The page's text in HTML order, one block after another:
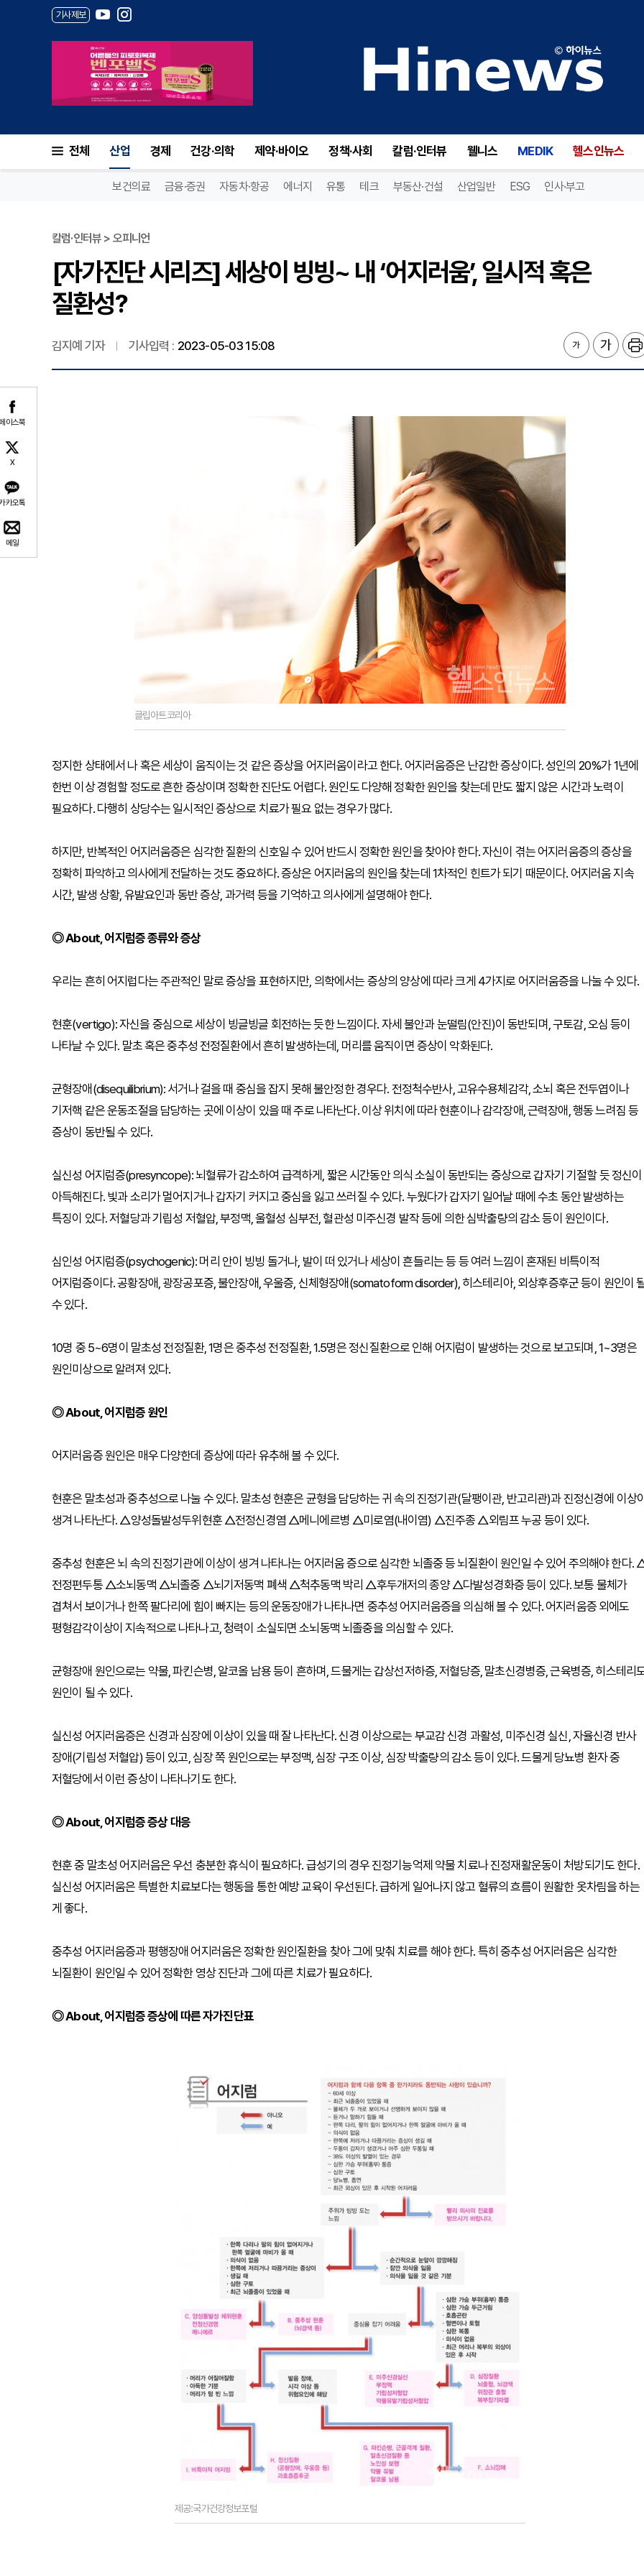
기사제보
전체 산업 경제 건강·의학 제약·바이오 정책·사회 칼럼·인터뷰 웰니스 MEDIK 헬스인뉴스
보건의료 금융·증권 자동차·항공 에너지 유통 테크 부동산·건설 산업일반 ESG 인사·부고
이스북
X
카오톡
메일
칼럼·인터뷰 > 오피니언
[자가진단 시리즈] 세상이 빙빙~ 내 ‘어지러움’, 일시적 혹은
질환성?
김지예 기자 기사입력 : 2023-05-03 15:08
클립아트코리아
정지한 상태에서 나 혹은 세상이 움직이는 것 같은 증상을 어지러움이라고 한다. 어지러움증은 난감한 증상이다. 성인의 20%가 1년에
한번 이상 경험할 정도로 흔한 증상이며 정확한 진단도 어렵다. 원인도 다양해 정확한 원인을 찾는데 만도 짧지 않은 시간과 노력이
필요하다. 다행히 상당수는 일시적인 증상으로 치료가 필요 없는 경우가 많다.
하지만, 반복적인 어지러움증은 심각한 질환의 신호일 수 있어 반드시 정확한 원인을 찾아야 한다. 자신이 겪는 어지러움증의 증상을
정확히 파악하고 의사에게 전달하는 것도 중요하다. 증상은 어지러움의 원인을 찾는데 1차적인 힌트가 되기 때문이다. 어지러움 지속
시간, 발생 상황, 유발요인과 동반 증상, 과거력 등을 기억하고 의사에게 설명해야 한다.
◎ About, 어지럼증 종류와 증상
우리는 흔히 어지럽다는 주관적인 말로 증상을 표현하지만, 의학에서는 증상의 양상에 따라 크게 4가지로 어지러움증을 나눌 수 있다.
현훈(vertigo): 자신을 중심으로 세상이 빙글빙글 회전하는 듯한 느낌이다. 자세 불안과 눈떨림(안진)이 동반되며, 구토감, 오심 등이
나타날 수 있다. 말초 혹은 중추성 전정질환에서 흔히 발생하는데, 머리를 움직이면 증상이 악화된다.
균형장애(disequilibrium): 서거나 걸을 때 중심을 잡지 못해 불안정한 경우다. 전정척수반사, 고유수용체감각, 소뇌 혹은 전두엽이나
기저핵 같은 운동조절을 담당하는 곳에 이상이 있을 때 주로 나타난다. 이상 위치에 따라 현훈이나 감각장애, 근력장애, 행동 느려짐 등
증상이 동반될 수 있다.
실신성 어지럼증(presyncope): 뇌혈류가 감소하여 급격하게, 짧은 시간동안 의식 소실이 동반되는 증상으로 갑자기 기절할 듯 정신이
아득해진다. 빛과 소리가 멀어지거나 갑자기 커지고 중심을 잃고 쓰러질 수 있다. 누웠다가 갑자기 일어날 때에 수초 동안 발생하는
특징이 있다. 저혈당과 기립성 저혈압, 부정맥, 울혈성 심부전, 혈관성 미주신경 발작 등에 의한 심박출량의 감소 등이 원인이다.
심인성 어지럼증(psychogenic): 머리 안이 빙빙 돌거나, 발이 떠 있거나 세상이 흔들리는 등 등 여러 느낌이 혼재된 비특이적
어지럼증이다. 공황장애, 광장공포증, 불안장애, 우울증, 신체형장애(somatoform disorder), 히스테리아, 외상후증후군 등이 원인이
수 있다.
10명 중 5~6명이 말초성 전정질환, 1명은 중추성 전정질환, 1.5명은 정신질환으로 인해 어지럼이 발생하는 것으로 보고되며, 1~3명은
원인미상으로 알려져 있다.
◎ About, 어지럼증 원인
어지러움증 원인은 매우 다양한데 증상에 따라 유추해 볼 수 있다.
현훈은 말초성과 중추성으로 나눌 수 있다. 말초성 현훈은 균형을 담당하는 귀 속의 진정기관(달팽이관, 반고리관)과 진정신경에 이상이
생겨 나타난다. △양성돌발성두위현훈 △전정신경염 △메니에르병 △미로염(내이염) △진주종 △외림프 누공 등이 있다.
중추성 현훈은 뇌 속의 진정기관에 이상이 생겨 나타나는 어지러움 증으로 심각한 뇌졸중 등 뇌질환이 원인일 수 있어 주의해야 한다.
전정편두통 △소뇌동맥 △뇌졸중 △뇌기저동맥 폐색 △척추동맥 박리 △후두개저의 종양 △다발성경화증 등이 있다. 보통 물체가
겹쳐서 보이거나 한쪽 팔다리에 힘이 빠지는 등의 운동장애가 나타나면 중추성 어지러움증을 의심해 볼 수 있다. 어지러움증 외에도
평형감각이상이 지속적으로 나타나고, 청력이 소실되면 소뇌동맥 뇌졸중을 의심할 수 있다.
균형장애 원인으로는 약물, 파킨슨병, 알코올 남용 등이 흔하며, 드물게는 갑상선저하증, 저혈당증, 말초신경병증, 근육병증, 히스테리
원인이 될 수 있다.
실신성 어지러움증은 신경과 심장에 이상이 있을 때 잘 나타난다. 신경 이상으로는 부교감 신경 과활성, 미주신경 실신, 자율신경 반사
장애(기립성 저혈압) 등이 있고, 심장 쪽 원인으로는 부정맥, 심장 구조 이상, 심장 박출량의 감소 등이 있다. 드물게 당뇨병 환자 중
저혈당에서 이런 증상이 나타나기도 한다.
◎ About, 어지럼증 증상 대응
현훈 중 말초성 어지러음은 우선 충분한 휴식이 필요하다. 급성기의 경우 진정기능억제 약물 치료나 진정재활운동이 처방되기도 한다.
실신성 어지러움은 특별한 치료보다는 행동을 통한 예방 교육이 우선된다. 급하게 일어나지 않고 혈류의 흐름이 원활한 옷차림을 하는
게 좋다.
중추성 어지러움증과 평행장애 어지러움은 정확한 원인질환을 찾아 그에 맞춰 치료를 해야 한다. 특히 중추성 어지러움은 심각한
뇌질환이 원인일 수 있어 정확한 영상 진단과 그에 따른 치료가 필요하다.
◎ About, 어지럼증 증상에 따른 자가진단표
제공:국가건강정보포털